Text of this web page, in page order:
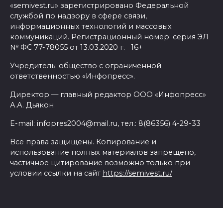
«semivest.ru» зарегистрировано Федеральной
службой по надзору в сфере связи,
информационных технологий и массовых
коммуникаций. Регистрационный номер: серия ЭЛ
№ ФС 77-78055 от 13.03.2020 г. 16+
Учредитель: общество с ограниченной
ответственностью «Инфопресс».
Директор — главный редактор ООО «Инфопресс»
А.А. Дьякон
E-mail: infopres2004@mail.ru, тел.: 8(86356) 4-29-33
Все права защищены. Копирование и
использование полных материалов запрещено,
частичное цитирование возможно только при
условии ссылки на сайт https://semivest.ru/